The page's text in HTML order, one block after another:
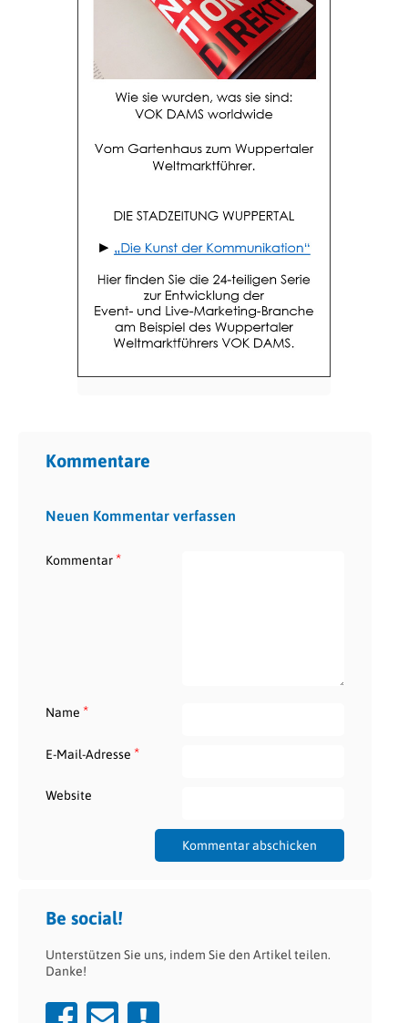
Kommentare
Neuen Kommentar verfassen
Kommentar*
Name *
E-Mail-Adresse *
Website
Be social!
Unterstützen Sie uns, indem Sie den Artikel teilen.
Danke!